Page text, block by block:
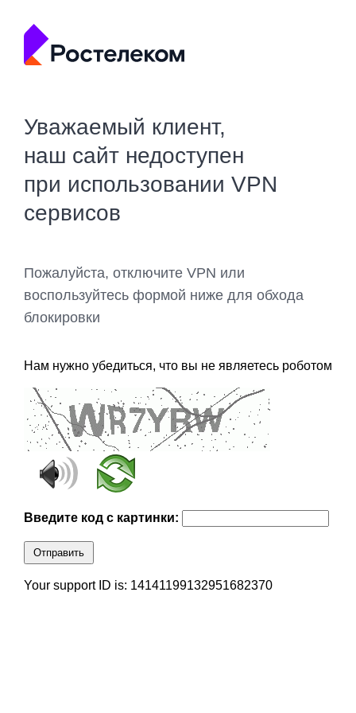
Уважаемый клиент,
наш сайт недоступен
при использовании VPN
сервисов
Пожалуйста, отключите VPN или
воспользуйтесь формой ниже для обхода
блокировки
Нам нужно убедиться, что вы не являетесь роботом
Введите код с картинки:
Отправить
Your support ID is: 14141199132951682370